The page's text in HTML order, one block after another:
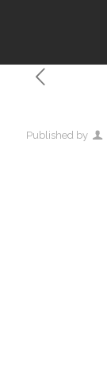
Published by